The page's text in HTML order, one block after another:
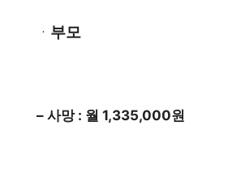
ㆍ 부모
– 사망 : 월 1,335,000원